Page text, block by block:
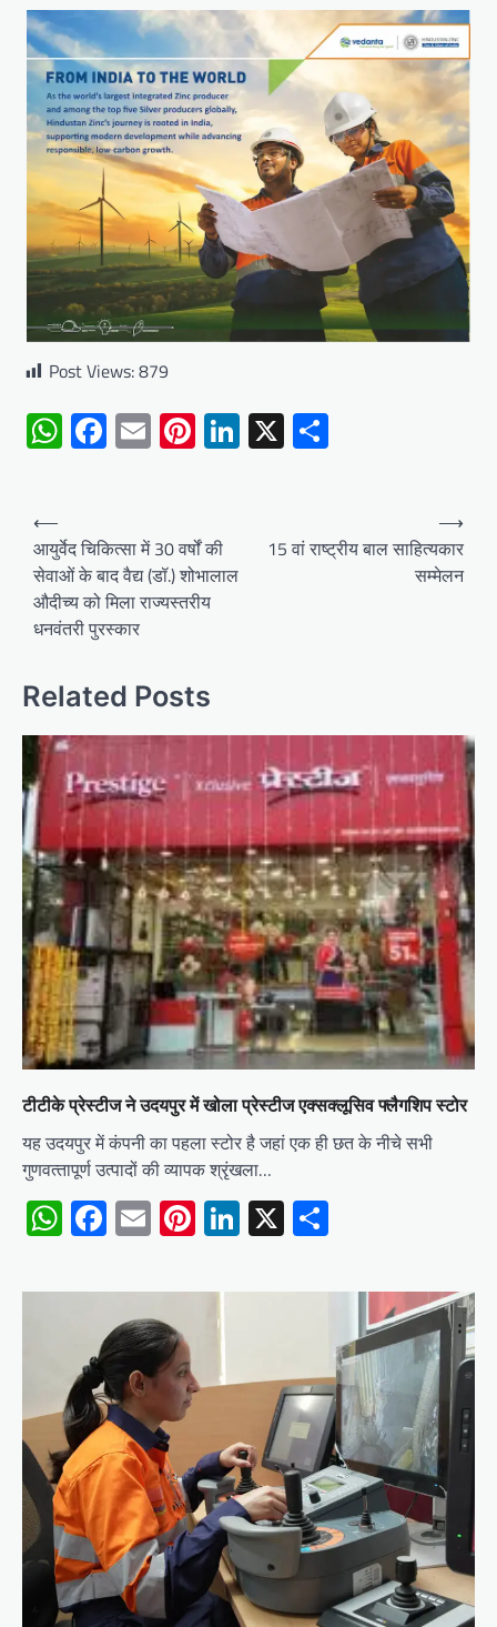
Post Views:879
WhatsApp
Facebook
EmailPinterest
LinkedIn
X
Post
navigation
⟵
आयुर्वेद चिकित्सा में 30 वर्षों की
सेवाओं के बाद वैद्य (डॉ.) शोभालाल
औदीच्य को मिला राज्यस्तरीय
धनवंतरी पुरस्कार
15 वां राष्ट्रीय बाल साहित्यकार
सम्मेलन
⟶
Related Posts
टीटीके प्रेस्टीज ने उदयपुर में खोला प्रेस्टीज एक्सक्लूसिव फ्लैगशिप स्टोर
यह उदयपुर में कंपनी का पहला स्टोर है जहां एक ही छत के नीचे सभी
गुणवत्‍तापूर्ण उत्पादों की व्यापक श्रृंखला…
WhatsApp
Facebook
EmailPinterest
LinkedIn
X